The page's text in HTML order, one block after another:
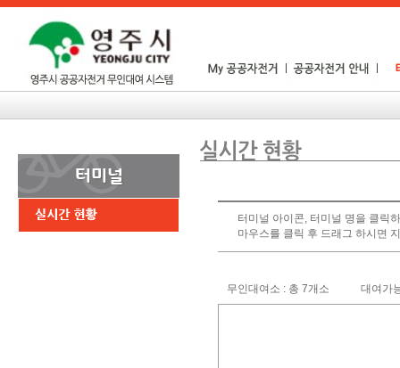
터미널 아이콘, 터미널 명을 클릭
마우스를 클릭 후 드래그 하시면
무인대여소 : 총 7개소 대여가